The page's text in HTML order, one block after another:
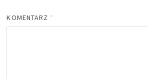
KOMENTARZ *